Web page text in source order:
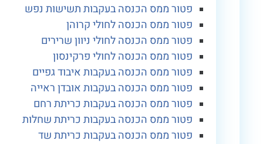
פטור ממס הכנסה בעקבות תשישות נפש
פטור ממס הכנסה לחולי קרוהן
פטור ממס הכנסה לחולי ניוון שרירים
פטור ממס הכנסה לחולי פרקינסון
פטור ממס הכנסה בעקבות איבוד גפיים
פטור ממס הכנסה בעקבות אובדן ראייה
פטור ממס הכנסה בעקבות כריתת רחם
פטור ממס הכנסה בעקבות כריתת שחלות
פטור ממס הכנסה בעקבות כריתת שד